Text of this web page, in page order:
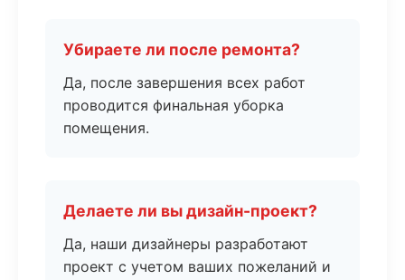
Убираете ли после ремонта?
Да, после завершения всех работ
проводится финальная уборка
помещения.
Делаете ли вы дизайн-проект?
Да, наши дизайнеры разработают
проект с учетом ваших пожеланий и